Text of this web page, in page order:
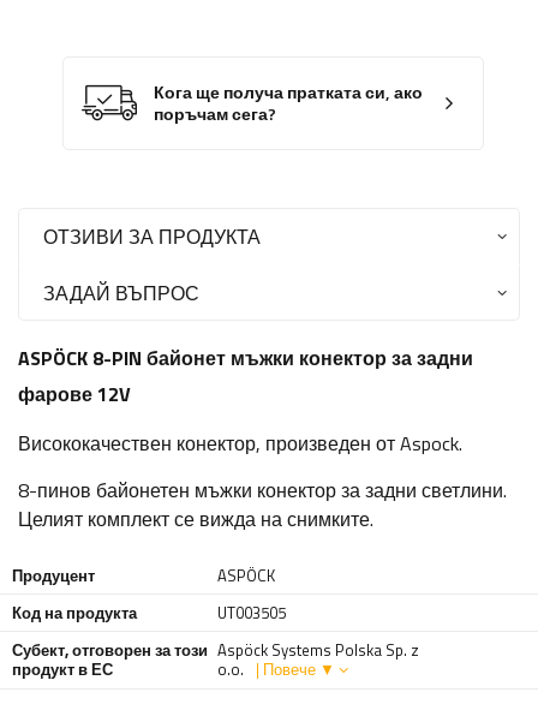
Кога ще получа пратката си, ако
поръчам сега?
ОТЗИВИ ЗА ПРОДУКТА
ЗАДАЙ ВЪПРОС
ASPÖCK 8-PIN байонет мъжки конектор за задни
фарове 12V
Висококачествен конектор, произведен от Aspock.
8-пинов байонетен мъжки конектор за задни светлини.
Целият комплект се вижда на снимките.
Продуцент
ASPÖCK
Код на продукта
UT003505
Субект, отговорен за този
продукт в ЕС
Aspöck Systems Polska Sp. z
o.o. | Повече ▼